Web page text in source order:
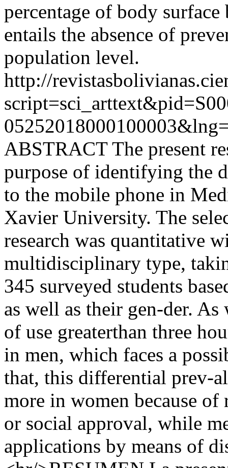
percentage of body
entails the absence of
population level.
http://
ABSTRACT The present
purpose of identifying the
to the mobile phone in
Xavier University. The
research was quantitative
multidisciplinary type,
345 surveyed students
as well as their gen-der.
of use greaterthan three
in men, which faces a
that, this differential prev-
more in women because of
or social approval, while
applications by means of